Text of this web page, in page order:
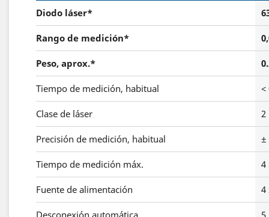
Diodo láser*
Rango de medición*
Peso, aprox.*
Tiempo de medición, habitual <
Clase de láser 2
Precisión de medición, habitual ±
Tiempo de medición máx. 4
Fuente de alimentación 4
Desconexión automática 5